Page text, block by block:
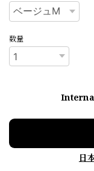
数量
日